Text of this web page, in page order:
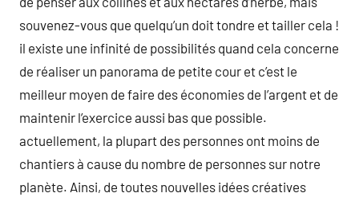
souvenez-vous que quelqu’un doit tondre et tailler cela !
il existe une infinité de possibilités quand cela concerne
de réaliser un panorama de petite cour et c’est le
meilleur moyen de faire des économies de l’argent et de
maintenir l’exercice aussi bas que possible.
actuellement, la plupart des personnes ont moins de
chantiers à cause du nombre de personnes sur notre
planète. Ainsi, de toutes nouvelles idées créatives